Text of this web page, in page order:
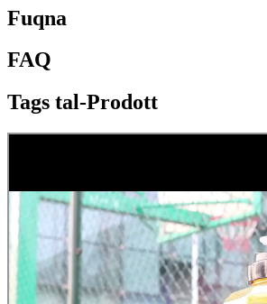
Fuqna
FAQ
Tags tal-Prodott